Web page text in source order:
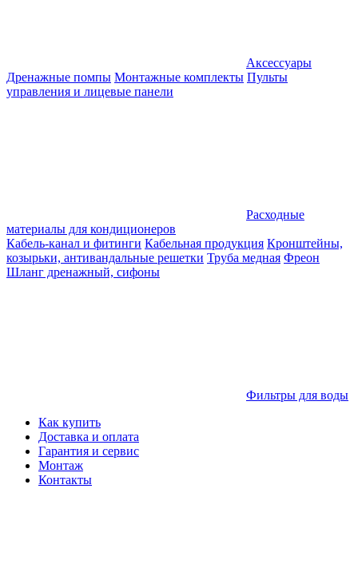
Аксессуары
Дренажные помпы Монтажные комплекты Пульты
управления и лицевые панели
Расходные
материалы для кондиционеров
Кабель-канал и фитинги Кабельная продукция Кронштейны,
козырьки, антивандальные решетки Труба медная Фреон
Шланг дренажный, сифоны
Фильтры для воды
Как купить
Доставка и оплата
Гарантия и сервис
Монтаж
Контакты